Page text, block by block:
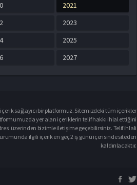
2021
2023
2025
2027
sağlayıcı bir platformuz. Sitemizdeki tüm içerikler
yer alan içeriklerin telif hakkı ihlal ettiğini
üzerinden bizimle iletişime geçebilirsiniz. Telif ihlali
ilgili içerik en geç 2 iş günü içerisinde siteden
kaldırılacaktır.